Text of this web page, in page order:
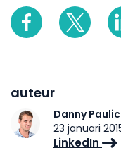
auteur
Danny
23 januari
LinkedIn